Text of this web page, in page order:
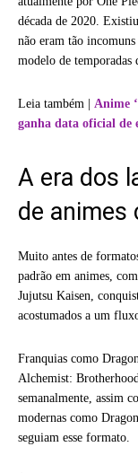
década de 2020.
não eram tão
modelo de temporadas
Leia também | Anime
ganha data oficial de
A era dos
de animes
Muito antes de
padrão em animes,
Jujutsu Kaisen,
acostumados a um
Franquias como
Alchemist:
semanalmente, assim
modernas como
seguiam esse formato.